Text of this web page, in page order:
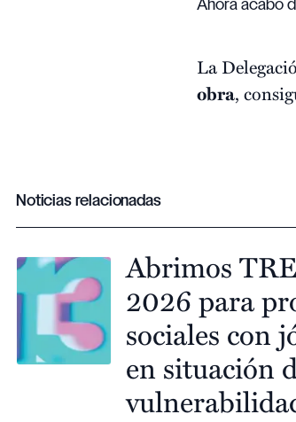
Ahora acabo
La
obra,
Noticias relacionadas
Abrimos
2026 para
sociales con
en situación